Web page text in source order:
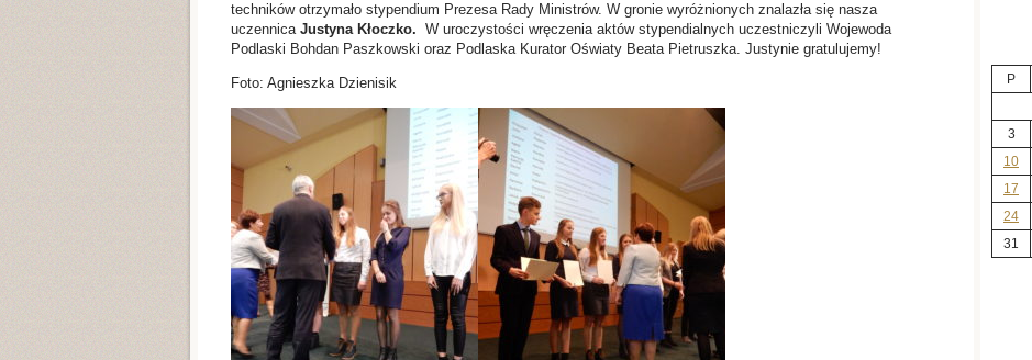
P
3
10
17
24
31
techników otrzymało stypendium Prezesa Rady Ministrów. W gronie wyróżnionych znalazła się nasza
uczennica Justyna Kłoczko. W uroczystości wręczenia aktów stypendialnych uczestniczyli Wojewoda
Podlaski Bohdan Paszkowski oraz Podlaska Kurator Oświaty Beata Pietruszka. Justynie gratulujemy!
Foto: Agnieszka Dzienisik